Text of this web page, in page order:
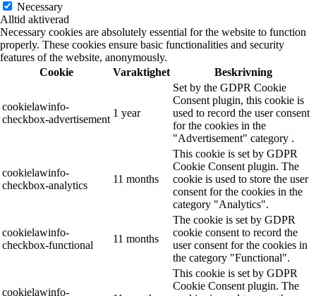
Necessary
Alltid aktiverad
Necessary cookies are absolutely essential for the website to function
properly. These cookies ensure basic functionalities and security
features of the website, anonymously.
Cookie
Varaktighet Beskrivning
cookielawinfo-
checkbox-advertisement
1 year
Set by the GDPR Cookie
Consent plugin, this cookie is
used to record the user consent
for the cookies in the
"Advertisement" category .
cookielawinfo-
checkbox-analytics
11 months
This cookie is set by GDPR
Cookie Consent plugin. The
cookie is used to store the user
consent for the cookies in the
category "Analytics".
cookielawinfo-
checkbox-functional
11 months
The cookie is set by GDPR
cookie consent to record the
user consent for the cookies in
the category "Functional".
cookielawinfo-
This cookie is set by GDPR
Cookie Consent plugin. The